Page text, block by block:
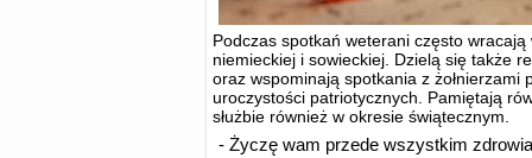
Podczas spotkań weterani często
niemieckiej i sowieckiej. Dzielą się także
oraz wspominają spotkania z żołnierzami
uroczystości patriotycznych. Pamiętają
służbie również w okresie świątecznym.
- Życzę wam przede wszystkim